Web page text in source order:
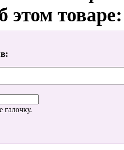
товаре:
галочку.